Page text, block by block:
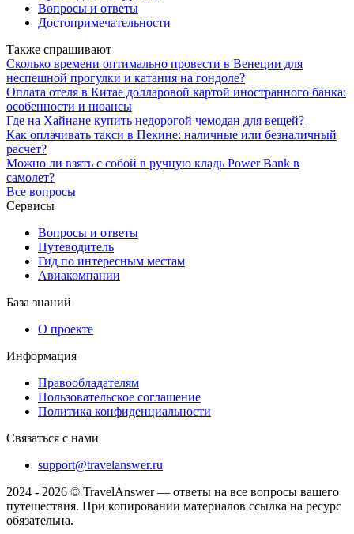
Вопросы и ответы
Достопримечательности
Также спрашивают
Сколько времени оптимально провести в Венеции для
неспешной прогулки и катания на гондоле?
Оплата отеля в Китае долларовой картой иностранного банка:
особенности и нюансы
Где на Хайнане купить недорогой чемодан для вещей?
Как оплачивать такси в Пекине: наличные или безналичный
расчет?
Можно ли взять с собой в ручную кладь Power Bank в
самолет?
Все вопросы
Сервисы
Вопросы и ответы
Путеводитель
Гид по интересным местам
Авиакомпании
База знаний
О проекте
Информация
Правообладателям
Пользовательское соглашение
Политика конфиденциальности
Связаться с нами
support@travelanswer.ru
2024 - 2026 © TravelAnswer — ответы на все вопросы вашего
путешествия. При копировании материалов ссылка на ресурс
обязательна.